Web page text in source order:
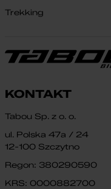
Trekking
KONTAKT
Tabou Sp. z o. o.
ul. Polska 47a / 24
12-100 Szczytno
Regon: 380290590
KRS: 0000882700